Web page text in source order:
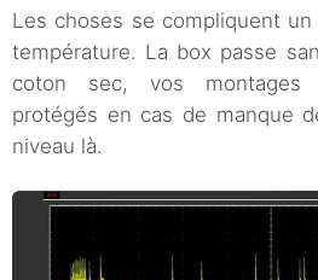
Les choses se compliquent
température. La box passe
coton sec, vos montages
protégés en cas de manque
niveau là.